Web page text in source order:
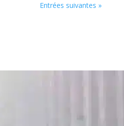
Entrées suivantes »